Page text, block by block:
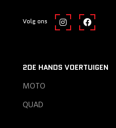
Volg ons
2DE HANDS VOERTUIGEN
MOTO
QUAD